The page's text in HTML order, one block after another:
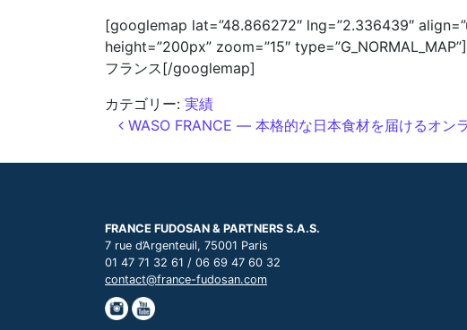
[googlemap lat=”48.866272″ lng=”2.336439″
height=”200px” zoom=”15″
フランス[/googlemap]
カテゴリー: 実績
投稿ナビゲーション
WASO FRANCE ― 本格的な日本食材を届けるオン
FRANCE FUDOSAN & PARTNERS S.A.S.
7 rue d’Argenteuil, 75001 Paris
01 47 71 32 61 / 06 69 47 60 32
contact@france-fudosan.com